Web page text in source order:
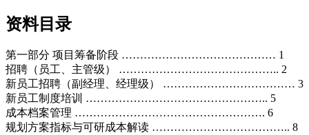
资料目录
第一部分 项目筹备阶段 …………………………………… 1
招聘（员工、主管级） …………………………………….. 2
新员工招聘（副经理、经理级） ……………………………… 3
新员工制度培训 ………………………………………….. 5
成本档案管理 ……………………………………………. 6
规划方案指标与可研成本解读 ……………………………….. 8